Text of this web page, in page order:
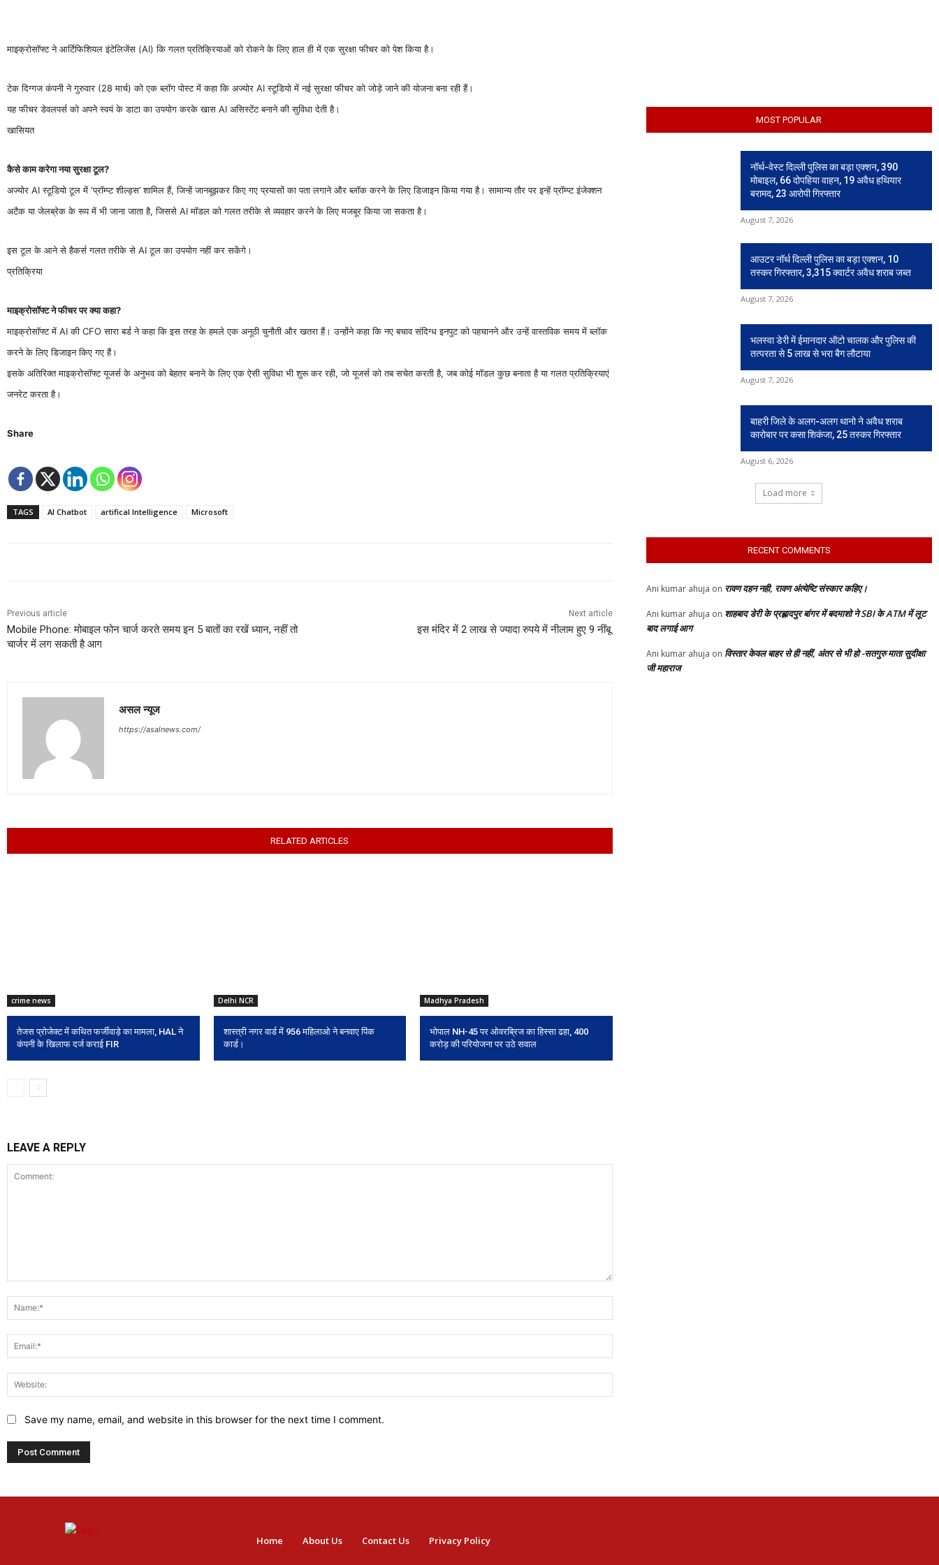
माइक्रोसॉफ्ट ने आर्टिफिशियल इंटेलिजेंस (AI) कि गलत प्रतिक्रियाओं को रोकने के लिए हाल ही में एक सुरक्षा फीचर को पेश किया है।
टेक दिग्गज कंपनी ने गुरुवार (28 मार्च) को एक ब्लॉग पोस्ट में कहा कि अज्योर AI स्टूडियो में नई सुरक्षा फीचर को जोड़े जाने की योजना बना रही हैं।
यह फीचर डेवलपर्स को अपने स्वयं के डाटा का उपयोग करके खास AI असिस्टेंट बनाने की सुविधा देती है।
खासियत
कैसे काम करेगा नया सुरक्षा टूल?
अज्योर AI स्टूडियो टूल में ‘प्रॉम्प्ट शील्ड्स’ शामिल हैं, जिन्हें जानबूझकर किए गए प्रयासों का पता लगाने और ब्लॉक करने के लिए डिजाइन किया गया है। सामान्य तौर पर इन्हें प्रॉम्प्ट इंजेक्शन
अटैक या जेलब्रेक के रूप में भी जाना जाता है, जिससे AI मॉडल को गलत तरीके से व्यवहार करने के लिए मजबूर किया जा सकता है।
इस टूल के आने से हैकर्स गलत तरीके से AI टूल का उपयोग नहीं कर सकेंगे।
प्रतिक्रिया
माइक्रोसॉफ्ट ने फीचर पर क्या कहा?
माइक्रोसॉफ्ट में AI की CFO सारा बर्ड ने कहा कि इस तरह के हमले एक अनूठी चुनौती और खतरा हैं। उन्होंने कहा कि नए बचाव संदिग्ध इनपुट को पहचानने और उन्हें वास्तविक समय में ब्लॉक
करने के लिए डिजाइन किए गए हैं।
इसके अतिरिक्त माइक्रोसॉफ्ट यूजर्स के अनुभव को बेहतर बनाने के लिए एक ऐसी सुविधा भी शुरू कर रही, जो यूजर्स को तब सचेत करती है, जब कोई मॉडल कुछ बनाता है या गलत प्रतिक्रियाएं
जनरेट करता है।
Share
TAGS AI Chatbot artifical Intelligence Microsoft
Previous article
Mobile Phone: मोबाइल फोन चार्ज करते समय इन 5 बातों का रखें ध्यान, नहीं तो
चार्जर में लग सकती है आग
Next article
इस मंदिर में 2 लाख से ज्यादा रुपये में नीलाम हुए 9 नींबू.
असल न्यूज
https://asalnews.com/
RELATED ARTICLES
crime news
तेजस प्रोजेक्ट में कथित फर्जीवाड़े का मामला, HAL ने
कंपनी के खिलाफ दर्ज कराई FIR
Delhi NCR
शास्त्री नगर वार्ड में 956 महिलाओ ने बनवाए पिंक
कार्ड।
Madhya Pradesh
भोपाल NH-45 पर ओवरब्रिज का हिस्सा ढहा, 400
करोड़ की परियोजना पर उठे सवाल
LEAVE A REPLY
Save my name, email, and website in this browser for the next time I comment.
MOST POPULAR
नॉर्थ-वेस्ट दिल्ली पुलिस का बड़ा एक्शन, 390
मोबाइल, 66 दोपहिया वाहन, 19 अवैध हथियार
बरामद, 23 आरोपी गिरफ्तार
August 7, 2026
आउटर नॉर्थ दिल्ली पुलिस का बड़ा एक्शन, 10
तस्कर गिरफ्तार, 3,315 क्वार्टर अवैध शराब जब्त
August 7, 2026
भलस्वा डेरी में ईमानदार ऑटो चालक और पुलिस की
तत्परता से 5 लाख से भरा बैग लौटाया
August 7, 2026
बाहरी जिले के अलग-अलग थानो ने अवैध शराब
कारोबार पर कसा शिकंजा, 25 तस्कर गिरफ्तार
August 6, 2026
Load more
RECENT COMMENTS
Ani kumar ahuja on रावण दहन नही, रावण अंत्येष्टि संस्कार कहिए।
Ani kumar ahuja on शाहबाद डेरी के प्रह्लादपुर बांगर में बदमाशो ने SBI के ATM में लूट
बाद लगाई आग
Ani kumar ahuja on विस्तार केवल बाहर से ही नहीं, अंतर से भी हो -सतगुरु माता सुदीक्षा
जी महाराज
Home About Us Contact Us Privacy Policy